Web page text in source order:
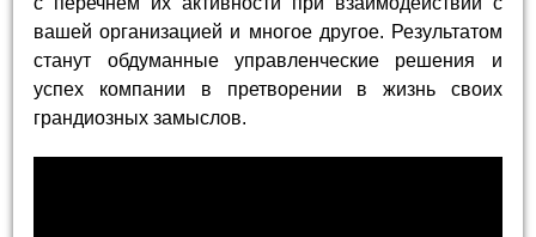
вашей организацией и многое другое. Результатом
станут обдуманные управленческие решения и
успех компании в претворении в жизнь своих
грандиозных замыслов.